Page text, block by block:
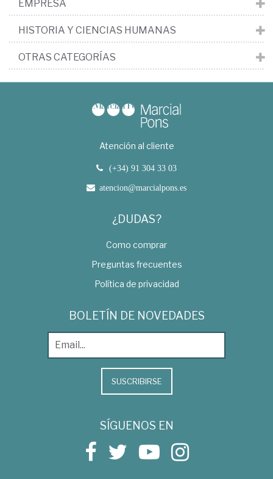
EMPRESA
HISTORIA Y CIENCIAS HUMANAS
OTRAS CATEGORÍAS
Atención al cliente
(+34) 91 304 33 03
atencion@marcialpons.es
¿DUDAS?
Como comprar
Preguntas frecuentes
Política de privacidad
BOLETÍN DE NOVEDADES
SUSCRIBIRSE
SÍGUENOS EN